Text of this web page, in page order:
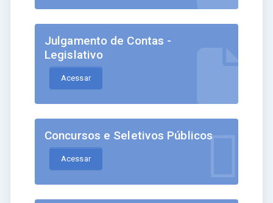
Julgamento de Contas -
Legislativo
Acessar
Concursos e Seletivos Públicos
Acessar